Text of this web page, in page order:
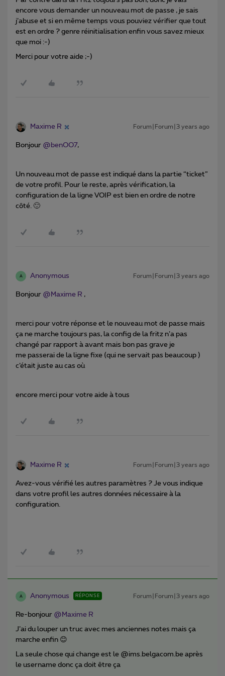
encore vous demander un nouveau mot de passe , je sais
j’abuse et si en même temps vous pouviez vérifier que tout
est en ordre ? genre réinitialisation enfin vous savez mieux
que moi :-)
Merci pour votre aide ;-)
Maxime R Forum|Forum|3 years ago
Bonjour @benOO7,
Un nouveau mot de passe est indiqué dans la partie “ticket”
de votre profil. Pour le reste, après vérification, la
configuration de la ligne VOIP est bien en ordre de notre
côté. 🙂
A Anonymous Forum|Forum|3 years ago
Bonjour @Maxime R ,
merci pour votre réponse et le nouveau mot de passe mais
ça ne marche toujours pas, la config de la fritz n’a pas
changé par rapport à avant mais bon pas grave je
me passerai de la ligne fixe (qui ne servait pas beaucoup )
c’était juste au cas où
encore merci pour votre aide à tous
Maxime R Forum|Forum|3 years ago
Avez-vous vérifié les autres paramètres ? Je vous indique
dans votre profil les autres données nécessaire à la
configuration.
A Anonymous RÉPONSE Forum|Forum|3 years ago
Re-bonjour @Maxime R
J’ai du louper un truc avec mes anciennes notes mais ça
marche enfin 😊
La seule chose qui change est le @ims.belgacom.be après
le username donc ça doit être ça